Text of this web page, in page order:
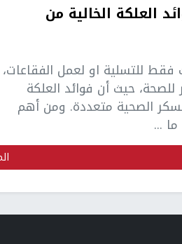
العلكة الخالية من
فقط للتسلية او لعمل الفقاعات،
للصحة، حيث أن فوائد العلكة
الصحية متعددة. ومن أهم
...